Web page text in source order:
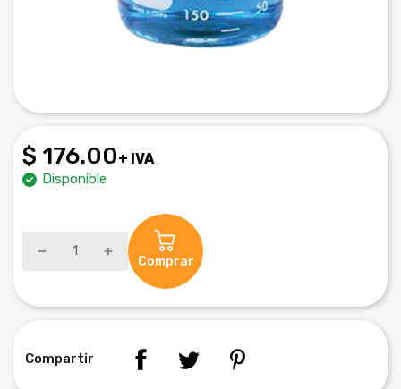
$ 176.00+ IVA
Disponible
Comprar
Compartir